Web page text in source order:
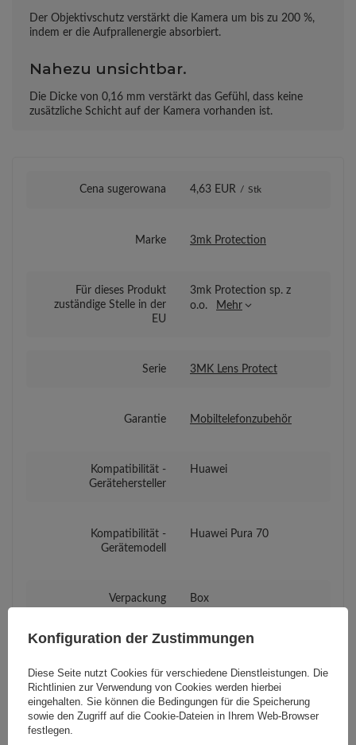
Der Objektivschutz verstärkt die Kamera um bis zu 200 %,
indem er die Aufprallenergie absorbiert.
Nahezu unsichtbar.
Die Dicke von 0,16 mm verstärkt das Gefühl, dass keine
zusätzliche Schicht auf der Kamera vorhanden ist.
Cena sugerowana 4,63 EUR / Stk
Marke 3mk Protection
Für dieses Produkt
zuständige Stelle in der
EU
3mk Protection sp. z
o.o.
Mehr
Serie 3MK Lens Protect
Garantie Mobiltelefonzubehör
Kompatibilität -
Gerätehersteller
Huawei
Kompatibilität -
Gerätemodell
Huawei Pura 70
Verpackung Box
Konfiguration der Zustimmungen
Diese Seite nutzt Cookies für verschiedene Dienstleistungen. Die
Richtlinien zur Verwendung von Cookies werden hierbei
eingehalten. Sie können die Bedingungen für die Speicherung
sowie den Zugriff auf die Cookie-Dateien in Ihrem Web-Browser
festlegen.